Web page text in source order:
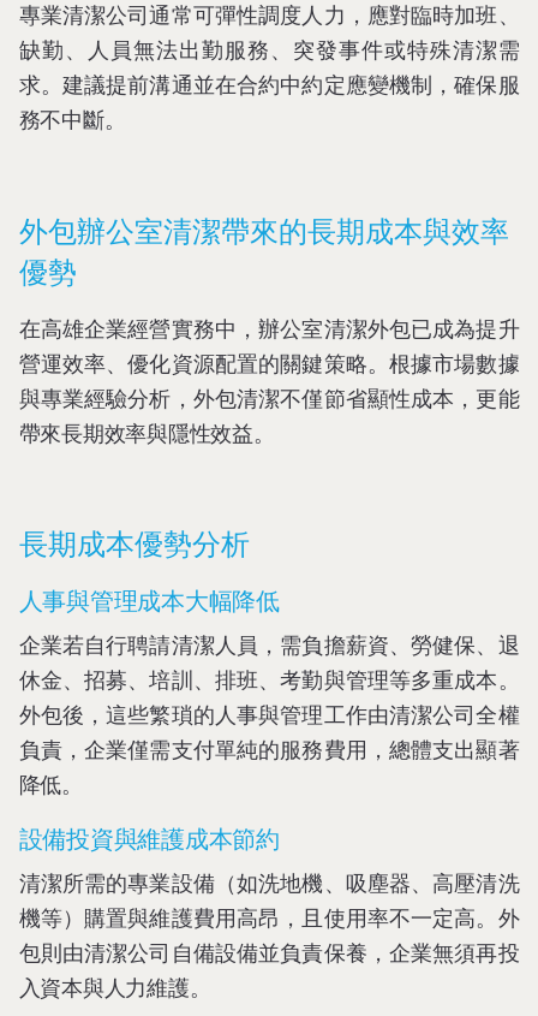
專業清潔公司通常可彈性調度人力，應對臨時加班、
缺勤、人員無法出勤服務、突發事件或特殊清潔需
求。建議提前溝通並在合約中約定應變機制，確保服
務不中斷。
外包辦公室清潔帶來的長期成本與效率
優勢
在高雄企業經營實務中，辦公室清潔外包已成為提升
營運效率、優化資源配置的關鍵策略。根據市場數據
與專業經驗分析，外包清潔不僅節省顯性成本，更能
帶來長期效率與隱性效益。
長期成本優勢分析
人事與管理成本大幅降低
企業若自行聘請清潔人員，需負擔薪資、勞健保、退
休金、招募、培訓、排班、考勤與管理等多重成本。
外包後，這些繁瑣的人事與管理工作由清潔公司全權
負責，企業僅需支付單純的服務費用，總體支出顯著
降低。
設備投資與維護成本節約
清潔所需的專業設備（如洗地機、吸塵器、高壓清洗
機等）購置與維護費用高昂，且使用率不一定高。外
包則由清潔公司自備設備並負責保養，企業無須再投
入資本與人力維護。